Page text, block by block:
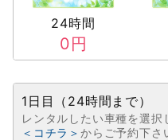
24時間
0円
1日目（24時間まで）
レンタルしたい車種を
＜コチラ＞ からご予約下さ